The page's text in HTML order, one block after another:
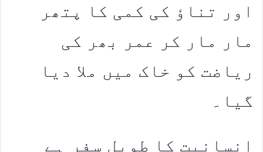
اور تناؤ کی کمی کا پتھر
مار مار کر عمر بھر کی
ریاضت کو خاک میں ملا دیا
گیا۔
انسانیت کا طویل سفر ہے